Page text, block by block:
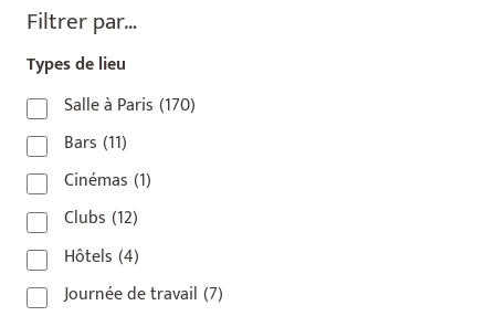
Filtrer par…
Types de lieu
Salle à Paris (170)
Bars (11)
Cinémas (1)
Clubs (12)
Hôtels (4)
Journée de travail (7)